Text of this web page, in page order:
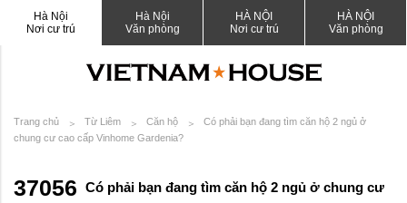
Hà Nội
Nơi cư trú
Hà Nội
Văn phòng
HÀ NỘI
Nơi cư trú
HÀ NỘI
Văn phòng
Trang chủ Từ Liêm Căn hộ
Có phải bạn đang tìm căn hộ 2 ngủ ở
chung cư cao cấp Vinhome Gardenia?
37056 Có phải bạn đang tìm căn hộ 2 ngủ ở chung cư